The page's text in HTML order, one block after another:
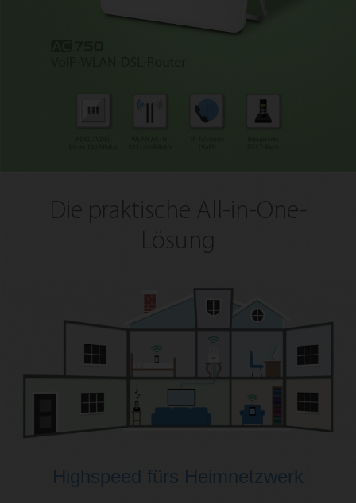
Die praktische All-in-One-
Lösung
Highspeed fürs Heimnetzwerk